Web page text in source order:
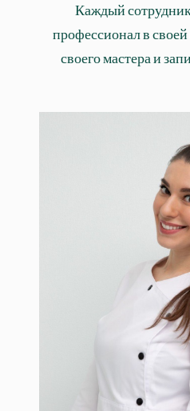
Каждый
профессионал в
своего мастера и
медицинским
преподаватель